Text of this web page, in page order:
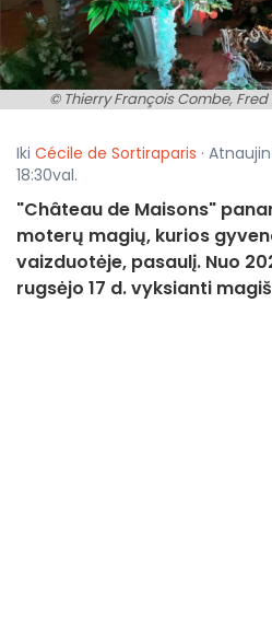
© Thierry François Combe,
Iki Cécile de Sortiraparis ·
18:30val.
"Château de Maisons"
moterų magių, kurios
vaizduotėje, pasaulį. Nuo
rugsėjo 17 d. vyksianti